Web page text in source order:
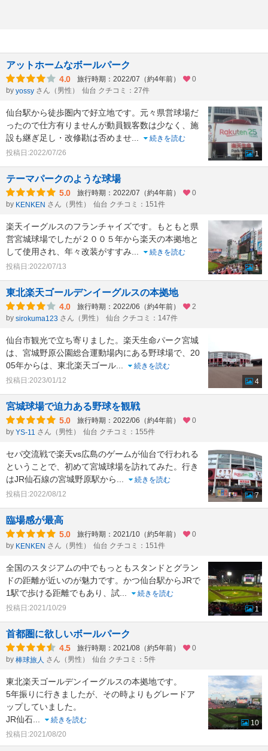
アットホームなボールパーク
4.0 旅行時期：2022/07（約4年前）
0
by yossy さん（男性） 仙台 クチコミ：27件
仙台駅から徒歩圏内で好立地です。元々県営球場だ
ったので仕方有りませんが動員観客数は少なく、施
設も継ぎ足し・改修勘は否めませ
続きを読む
投稿日:2022/07/26
1
テーマパークのような球場
5.0 旅行時期：2022/07（約4年前）
0
by KENKEN さん（男性） 仙台 クチコミ：151件
楽天イーグルスのフランチャイズです。もともと県
営宮城球場でしたが２００５年から楽天の本拠地と
して使用され、年々改装がすすみ
続きを読む
投稿日:2022/07/13
1
東北楽天ゴールデンイーグルスの本拠地
4.0 旅行時期：2022/06（約4年前）
2
by sirokuma123 さん（男性） 仙台 クチコミ：147件
仙台市観光で立ち寄りました。楽天生命パーク宮城
は、宮城野原公園総合運動場内にある野球場で、20
05年からは、東北楽天ゴール
続きを読む
投稿日:2023/01/12
4
宮城球場で迫力ある野球を観戦
5.0 旅行時期：2022/06（約4年前）
0
by YS-11 さん（男性） 仙台 クチコミ：155件
セパ交流戦で楽天vs広島のゲームが仙台で行われる
ということで、初めて宮城球場を訪れてみた。行き
はJR仙石線の宮城野原駅から
続きを読む
投稿日:2022/08/12
7
臨場感が最高
5.0 旅行時期：2021/10（約5年前）
0
by KENKEN さん（男性） 仙台 クチコミ：151件
全国のスタジアムの中でもっともスタンドとグラン
ドの距離が近いのが魅力です。かつ仙台駅からJRで
1駅で歩ける距離でもあり、試
続きを読む
投稿日:2021/10/29
1
首都圏に欲しいボールパーク
4.5 旅行時期：2021/08（約5年前）
0
by 棒球旅人 さん（男性） 仙台 クチコミ：5件
東北楽天ゴールデンイーグルスの本拠地です。
5年振りに行きましたが、その時よりもグレードア
ップしていました。
JR仙石
続きを読む
投稿日:2021/08/20
10